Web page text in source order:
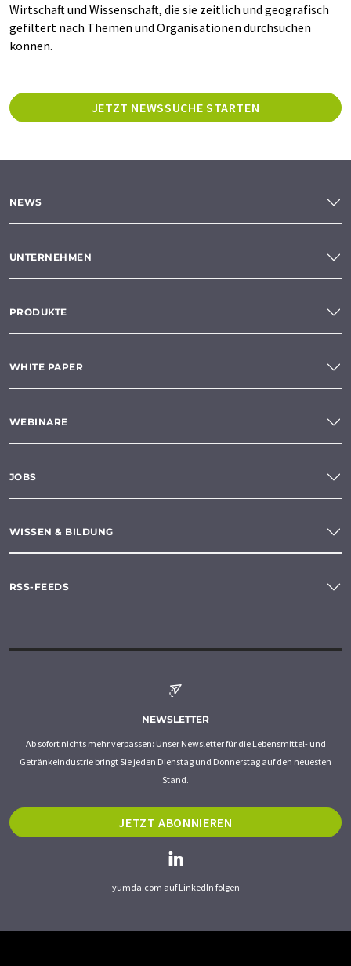
Wirtschaft und Wissenschaft, die sie zeitlich und geografisch
gefiltert nach Themen und Organisationen durchsuchen
können.
JETZT NEWSSUCHE STARTEN
NEWS
UNTERNEHMEN
PRODUKTE
WHITE PAPER
WEBINARE
JOBS
WISSEN & BILDUNG
RSS-FEEDS
NEWSLETTER
Ab sofort nichts mehr verpassen: Unser Newsletter für die Lebensmittel- und
Getränkeindustrie bringt Sie jeden Dienstag und Donnerstag auf den neuesten
Stand.
JETZT ABONNIEREN
yumda.com auf LinkedIn folgen